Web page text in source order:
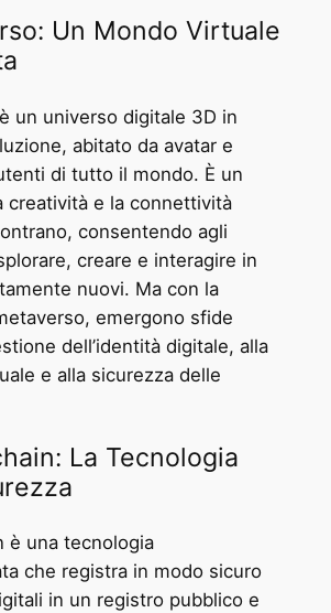
Un Mondo Virtuale
un universo digitale 3D in
abitato da avatar e
di tutto il mondo. È un
creatività e la connettività
consentendo agli
creare e interagire in
nuovi. Ma con la
emergono sfide
dell’identità digitale, alla
e alla sicurezza delle
La Tecnologia
è una tecnologia
che registra in modo sicuro
in un registro pubblico e